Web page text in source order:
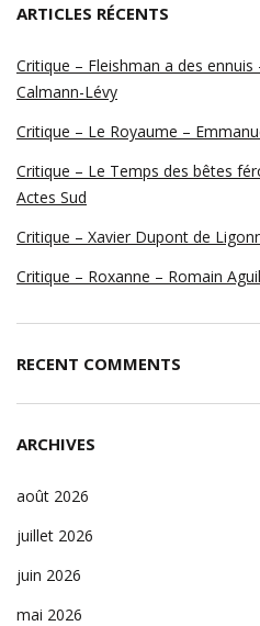
ARTICLES RÉCENTS
Critique – Fleishman a des
Calmann-Lévy
Critique – Le Royaume –
Critique – Le Temps des bêtes
Actes Sud
Critique – Xavier Dupont de
Critique – Roxanne – Romain
RECENT COMMENTS
ARCHIVES
août 2026
juillet 2026
juin 2026
mai 2026